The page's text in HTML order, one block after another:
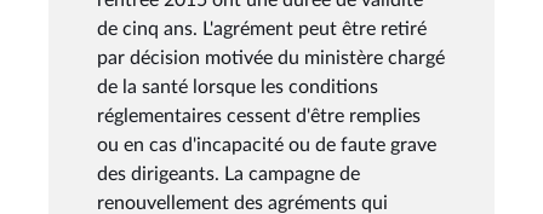
de cinq ans. L'agrément peut être retiré
par décision motivée du ministère chargé
de la santé lorsque les conditions
réglementaires cessent d'être remplies
ou en cas d'incapacité ou de faute grave
des dirigeants. La campagne de
renouvellement des agréments qui